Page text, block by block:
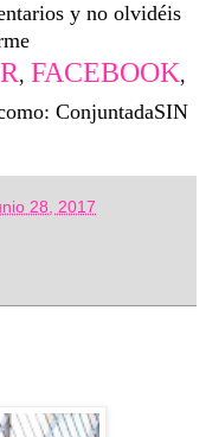
y no olvidéis
, FACEBOOK,
ConjuntadaSIN
28, 2017